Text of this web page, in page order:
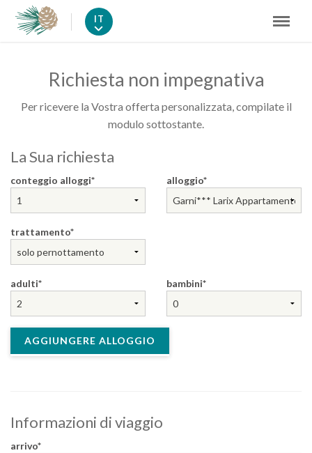
IT
Richiesta non impegnativa
Per ricevere la Vostra offerta personalizzata, compilate il
modulo sottostante.
La Sua richiesta
conteggio alloggi alloggio
trattamento
adulti bambini
AGGIUNGERE ALLOGGIO
Informazioni di viaggio
arrivo